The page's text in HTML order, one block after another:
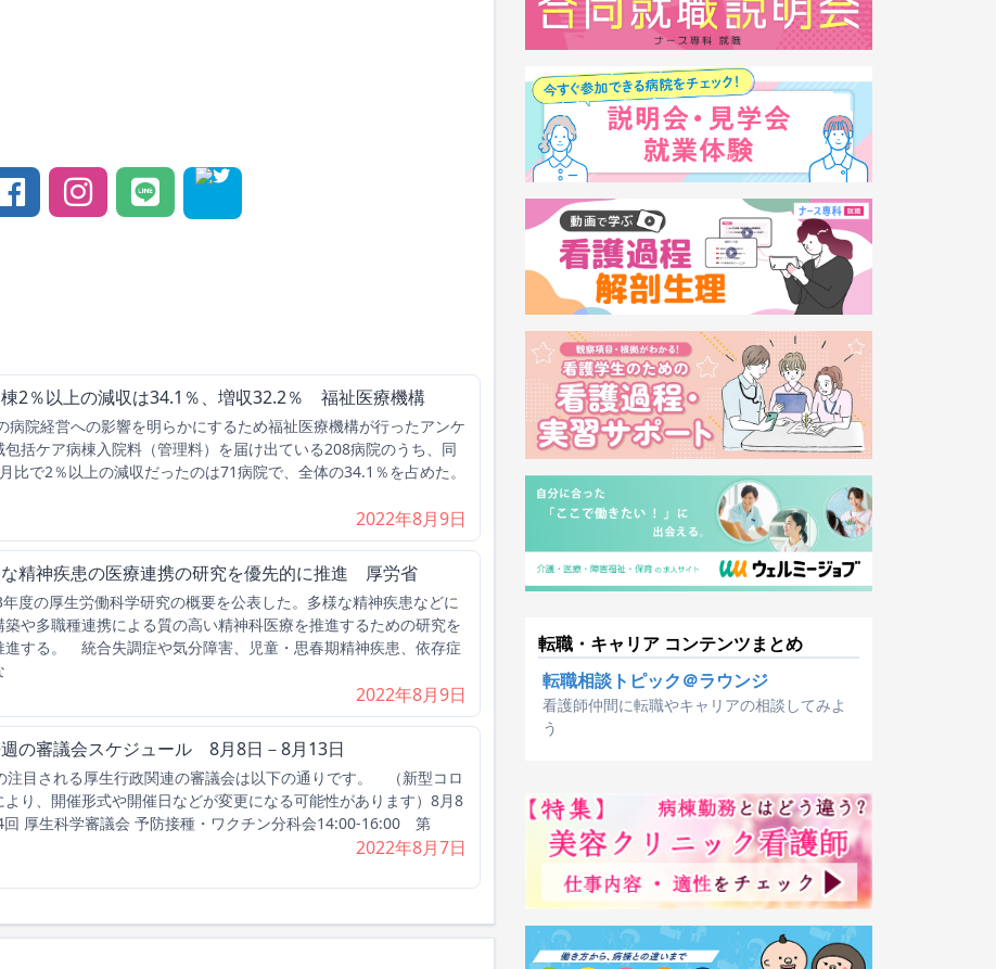
棟2％以上の減収は34.1％、増収32.2％ 福祉医療機構
院経営への影響を明らかにするため福祉医療機構が行ったアンケ
括ケア病棟入院料（管理料）を届け出ている208病院のうち、同
比で2％以上の減収だったのは71病院で、全体の34.1％を占めた。
2022年8月9日
な精神疾患の医療連携の研究を優先的に推進 厚労省
度の厚生労働科学研究の概要を公表した。多様な精神疾患などに
や多職種連携による質の高い精神科医療を推進するための研究を
進する。 統合失調症や気分障害、児童・思春期精神疾患、依存症
2022年8月9日
週の審議会スケジュール 8月8日－8月13日
目される厚生行政関連の審議会は以下の通りです。 （新型コロ
り、開催形式や開催日などが変更になる可能性があります）8月8
厚生科学審議会 予防接種・ワクチン分科会14:00-16:00 第
2022年8月7日
転職・キャリア コンテンツまとめ
転職相談トピック＠ラウンジ
看護師仲間に転職やキャリアの相談してみよ
う